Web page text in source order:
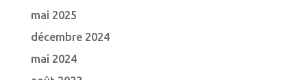
mai 2025
décembre 2024
mai 2024